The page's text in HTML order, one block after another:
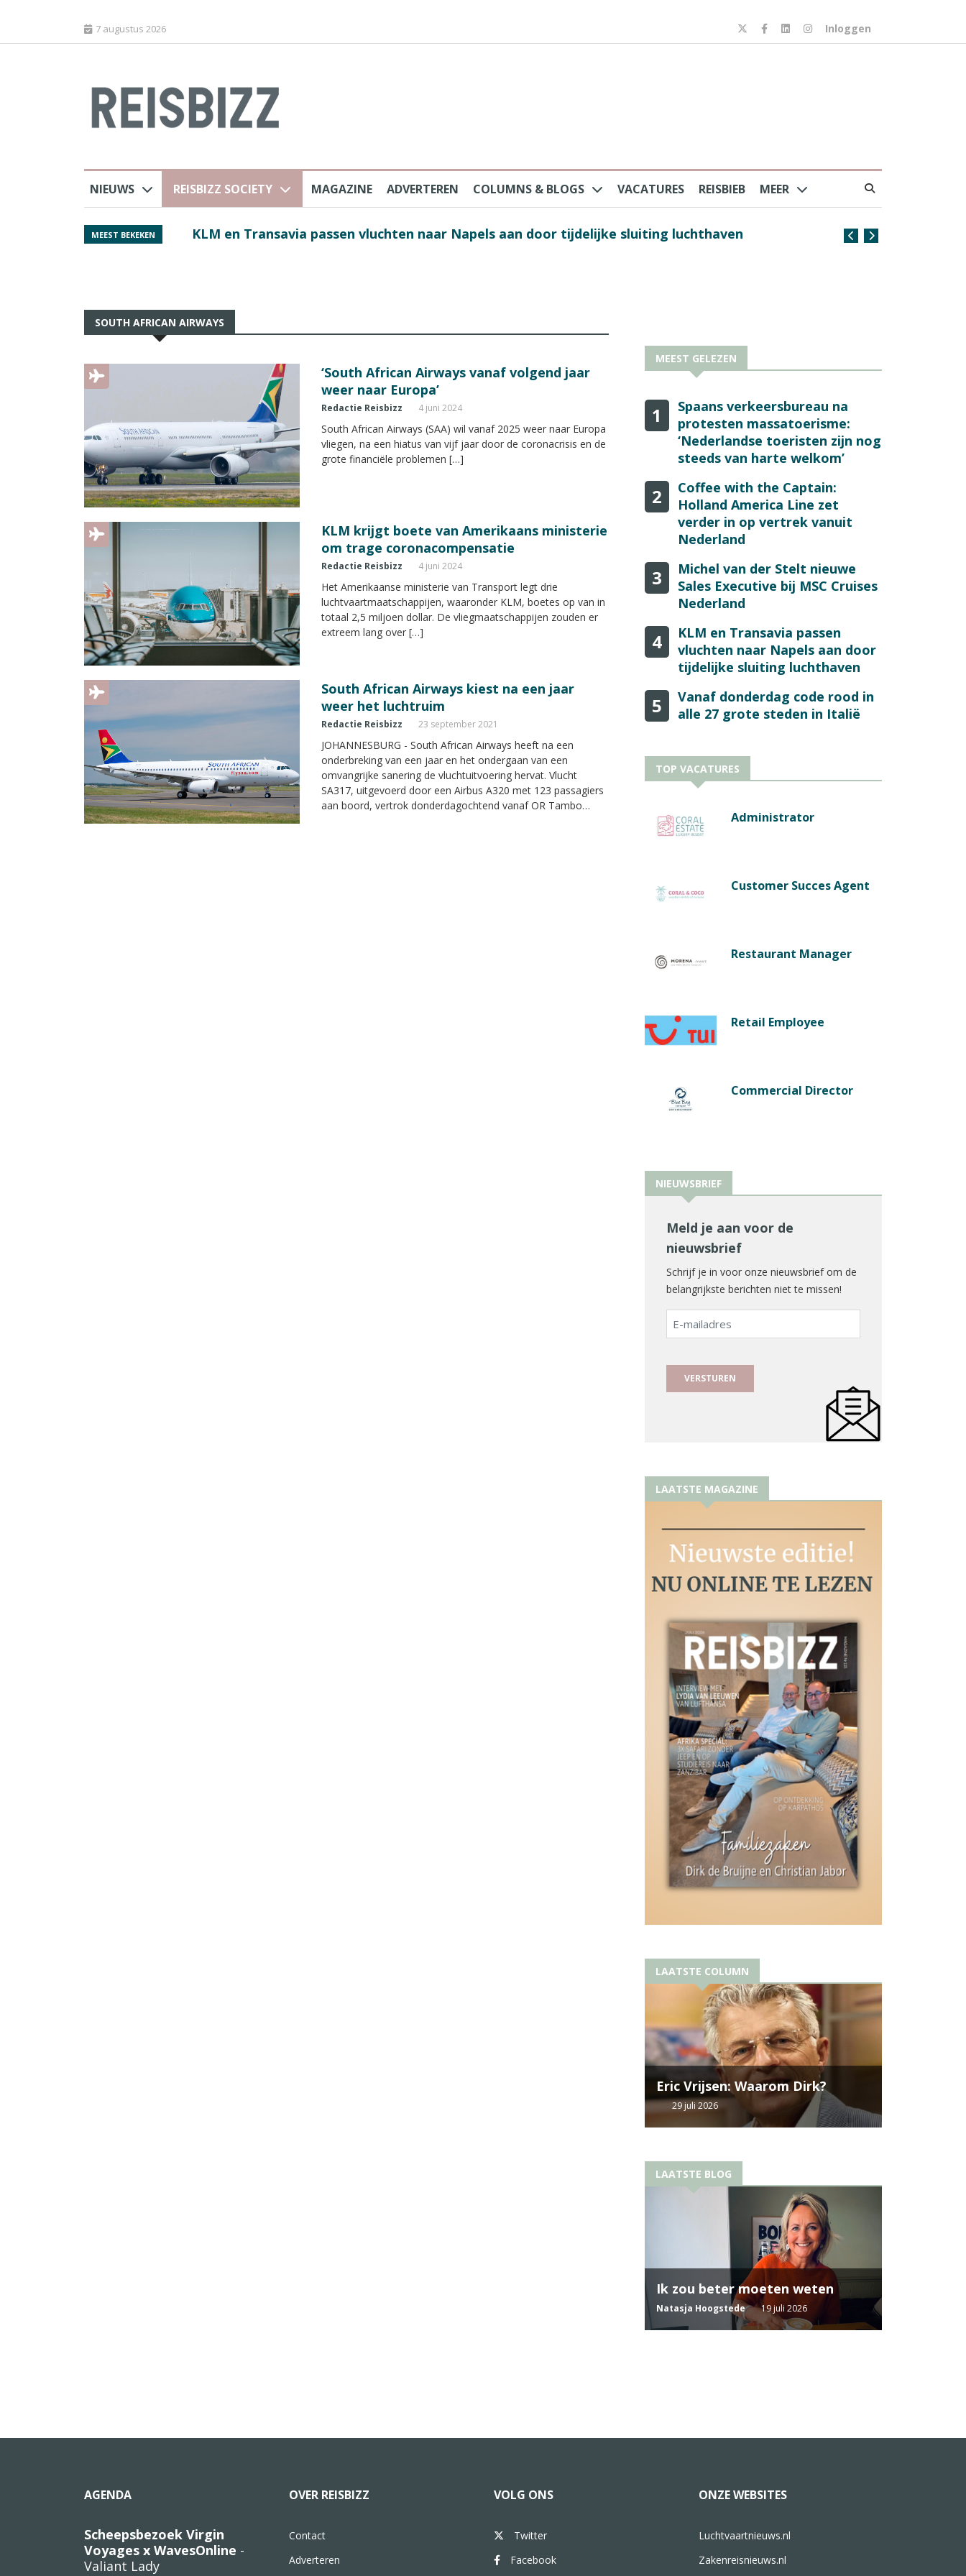
7 augustus 2026 Inloggen
NIEUWS REISBIZZ SOCIETY MAGAZINE ADVERTEREN COLUMNS & BLOGS VACATURES REISBIEB MEER
MEEST BEKEKEN KLM en Transavia passen vluchten naar Napels aan door tijdelijke sluiting luchthaven
Spaans
SOUTH AFRICAN AIRWAYS
‘South African Airways vanaf volgend jaar
weer naar Europa’
Redactie Reisbizz 4 juni 2024
South African Airways (SAA) wil vanaf 2025 weer naar Europa
vliegen, na een hiatus van vijf jaar door de coronacrisis en de
grote financiële problemen […]
KLM krijgt boete van Amerikaans ministerie
om trage coronacompensatie
Redactie Reisbizz 4 juni 2024
Het Amerikaanse ministerie van Transport legt drie
luchtvaartmaatschappijen, waaronder KLM, boetes op van in
totaal 2,5 miljoen dollar. De vliegmaatschappijen zouden er
extreem lang over […]
South African Airways kiest na een jaar
weer het luchtruim
Redactie Reisbizz 23 september 2021
JOHANNESBURG - South African Airways heeft na een
onderbreking van een jaar en het ondergaan van een
omvangrijke sanering de vluchtuitvoering hervat. Vlucht
SA317, uitgevoerd door een Airbus A320 met 123 passagiers
aan boord, vertrok donderdagochtend vanaf OR Tambo
MEEST GELEZEN
1
Spaans verkeersbureau na
protesten massatoerisme:
‘Nederlandse toeristen zijn nog
steeds van harte welkom’
2
Coffee with the Captain:
Holland America Line zet
verder in op vertrek vanuit
Nederland
3
Michel van der Stelt nieuwe
Sales Executive bij MSC Cruises
Nederland
4
KLM en Transavia passen
vluchten naar Napels aan door
tijdelijke sluiting luchthaven
5
Vanaf donderdag code rood in
alle 27 grote steden in Italië
TOP VACATURES
Administrator
Customer Succes Agent
Restaurant Manager
Retail Employee
Commercial Director
NIEUWSBRIEF
Meld je aan voor de
nieuwsbrief
Schrijf je in voor onze nieuwsbrief om de
belangrijkste berichten niet te missen!
E-
mailadres
LAATSTE MAGAZINE
LAATSTE COLUMN
Eric Vrijsen: Waarom Dirk?
29 juli 2026
LAATSTE BLOG
Ik zou beter moeten weten
Natasja Hoogstede 19 juli 2026
AGENDA
Scheepsbezoek Virgin
Voyages x WavesOnline -
Valiant Lady
OVER REISBIZZ
Contact
Adverteren
VOLG ONS
Twitter
Facebook
ONZE WEBSITES
Luchtvaartnieuws.nl
Zakenreisnieuws.nl